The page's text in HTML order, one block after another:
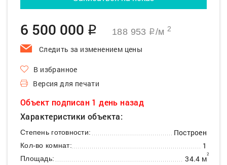
6 500 000 q 188 953 q/м 2
Следить за изменением цены
В избранное
Версия для печати
Объект подписан 1 день назад
Характеристики объекта:
Степень готовности: Построен
Кол-во комнат: 1
Площадь: 34.4 м2